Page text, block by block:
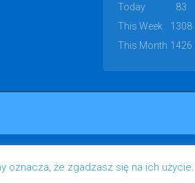
Today
83
This Week
1308
This Month 1426
oznacza, że zgadzasz się na ich użycie.